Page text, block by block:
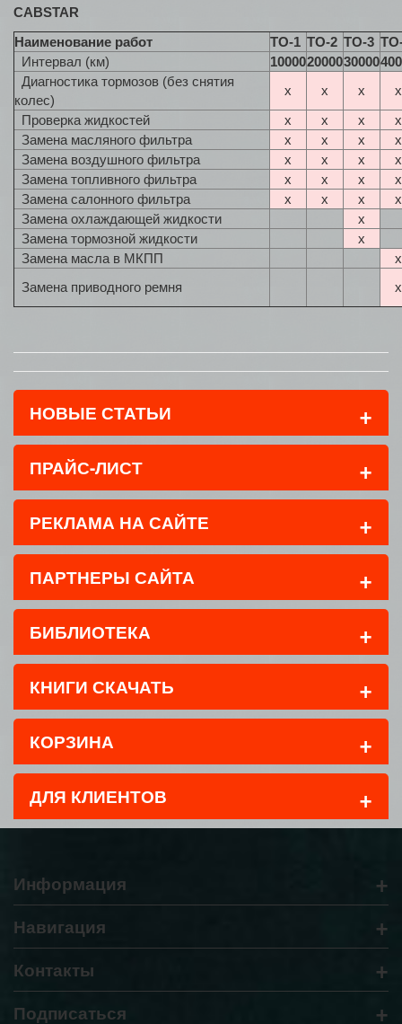
CABSTAR
Наименование работ
ТО-1 ТО-2 ТО-3
Интервал (км)
100002000030000
Диагностика тормозов (без снятия
колес)
x x x
x
Проверка жидкостей
x x x
x
Замена масляного фильтра
x x x
x
Замена воздушного фильтра
x x x
x
Замена топливного фильтра
x x x
x
Замена салонного фильтра
x x x
x
Замена охлаждающей жидкости
x
Замена тормозной жидкости
x
Замена масла в МКПП
x
Замена приводного ремня
x
НОВЫЕ СТАТЬИ +
ПРАЙС-ЛИСТ +
РЕКЛАМА НА САЙТЕ +
ПАРТНЕРЫ САЙТА +
БИБЛИОТЕКА +
КНИГИ СКАЧАТЬ +
КОРЗИНА +
ДЛЯ КЛИЕНТОВ +
Информация +
Навигация +
Контакты +
Подписаться +